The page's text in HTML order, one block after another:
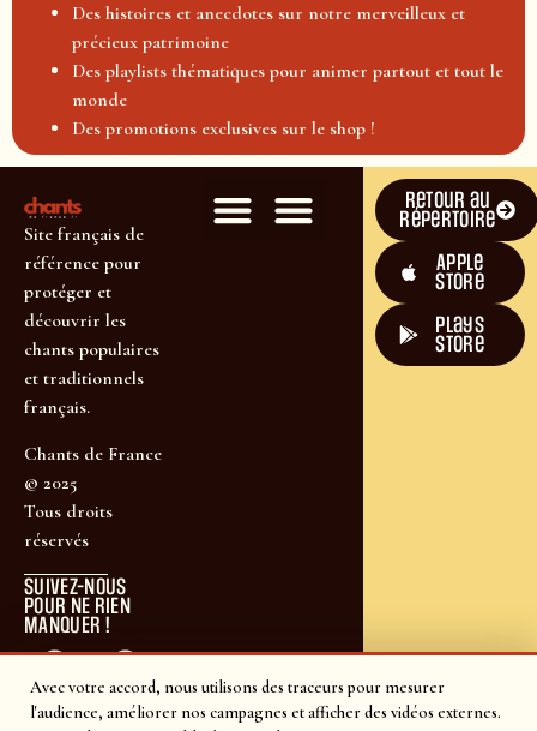
Avec votre accord, nous utilisons des traceurs pour mesurer
l'audience, améliorer nos campagnes et afficher des vidéos externes.
Des histoires et anecdotes sur notre merveilleux et
précieux patrimoine
Des playlists thématiques pour animer partout et tout le
monde
Des promotions exclusives sur le shop !
Site français de
référence pour
protéger et
découvrir les
chants populaires
et traditionnels
français.
Chants de France
© 2025
Tous droits
réservés
SUIVEZ-NOUS
POUR NE RIEN
MANQUER !
Retour au
répertoire
Apple
Store
plays
store